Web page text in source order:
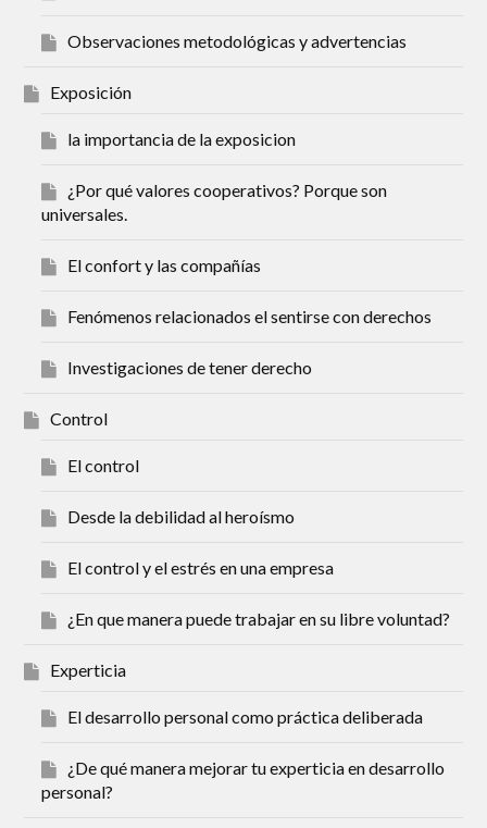
Observaciones metodológicas y advertencias
Exposición
la importancia de la exposicion
¿Por qué valores cooperativos? Porque son
universales.
El confort y las compañías
Fenómenos relacionados el sentirse con derechos
Investigaciones de tener derecho
Control
El control
Desde la debilidad al heroísmo
El control y el estrés en una empresa
¿En que manera puede trabajar en su libre voluntad?
Experticia
El desarrollo personal como práctica deliberada
¿De qué manera mejorar tu experticia en desarrollo
personal?